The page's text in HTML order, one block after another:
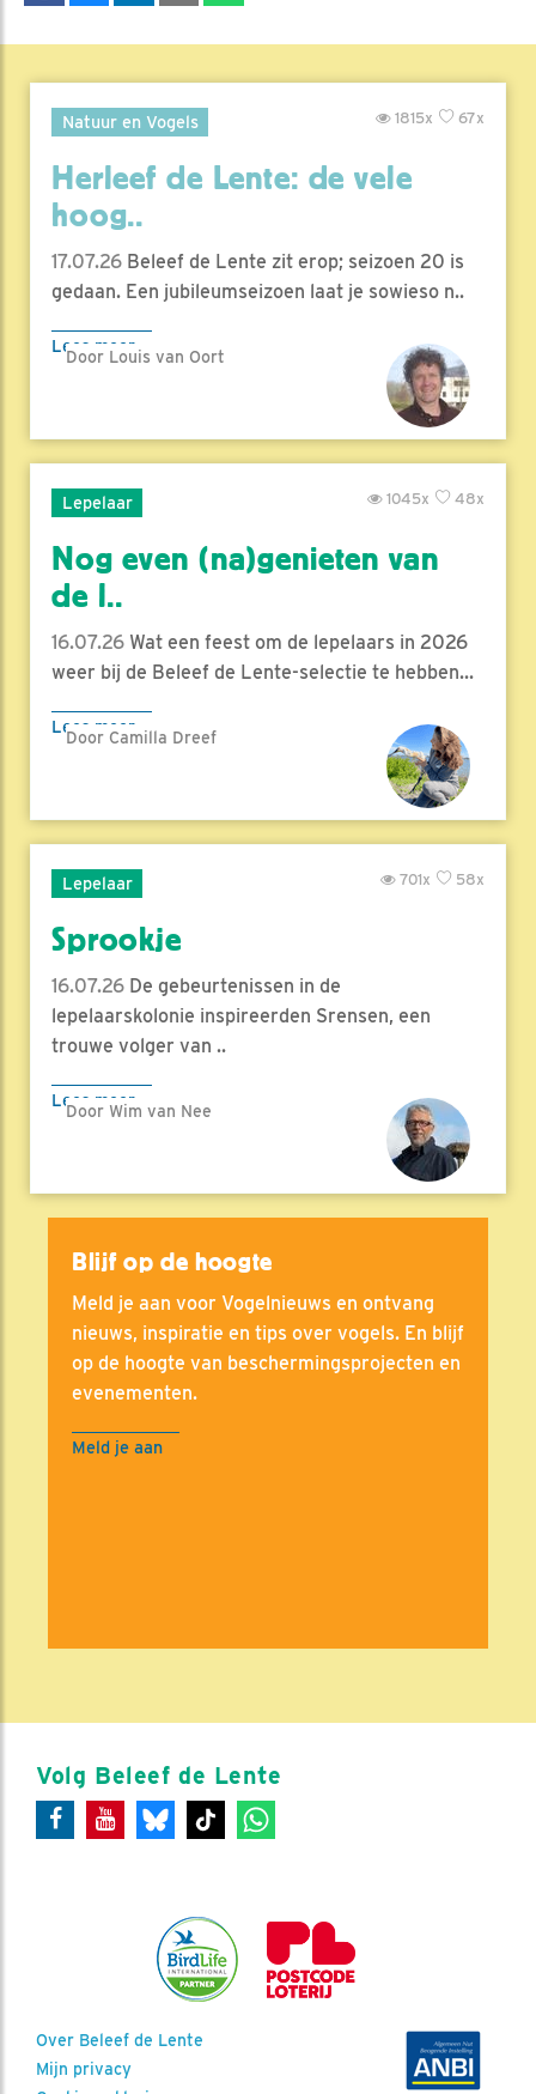
Natuur en Vogels 67x
1815x
Herleef de Lente: de vele
hoog..
17.07.26 Beleef de Lente zit erop; seizoen 20 is
gedaan. Een jubileumseizoen laat je sowieso n..
Lees meer
Door Louis van Oort
Lepelaar 48x
1045x
Nog even (na)genieten van
de l..
16.07.26 Wat een feest om de lepelaars in 2026
weer bij de Beleef de Lente-selectie te hebben...
Lees meer
Door Camilla Dreef
Lepelaar 58x
701x
Sprookje
16.07.26 De gebeurtenissen in de
lepelaarskolonie inspireerden Srensen, een
trouwe volger van ..
Lees meer
Door Wim van Nee
Blijf op de hoogte
Meld je aan voor Vogelnieuws en ontvang
nieuws, inspiratie en tips over vogels. En blijf
op de hoogte van beschermingsprojecten en
evenementen.
Meld je aan
Volg Beleef de Lente
Over Beleef de Lente
Mijn privacy